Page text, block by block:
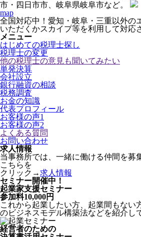
市・四日市市、岐阜県岐阜市など。
map
全国対応中！愛知・岐阜・三重以外の
いただくかスカイプ等を利用して対応
メニュー
はじめての税理士探し
税理士の変更
他の税理士の意見も聞いてみたい
単発決算
会社設立
銀行融資の相談
税務調査
お金の知識
代表プロフィール
お客様の声1
お客様の声2
よくある質問
お問い合わせ
求人情報
当事務所では、一緒に働ける仲間を募
こちらを
クリック→求人情報
セミナー開催中！
起業家支援セミナー
参加料10,000円
これから起業したい方、起業間もない
のビジネスモデル構築法などを紹介し
経営者のための